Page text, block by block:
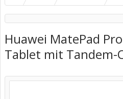
Huawei MatePad
Tablet mit Tandem-